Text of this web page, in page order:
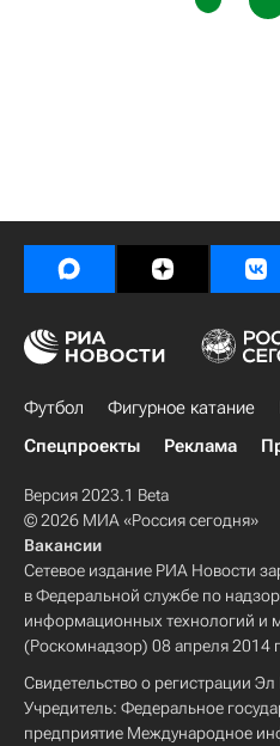
Футбол Фигурное катание
Спецпроекты
Реклама
Версия 2023.1 Beta
© 2026 МИА «Россия сегодня»
Вакансии
Сетевое издание РИА Новости
в Федеральной службе по
информационных технологий и
(Роскомнадзор) 08 апреля 2014
Свидетельство о регистрации
Учредитель: Федеральное
предприятие Международное